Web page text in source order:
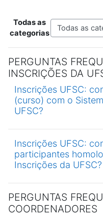
Todas as
categorias Categorias
PERGUNTAS
INSCRIÇÕES DA
Inscrições UFSC:
(curso) com o
UFSC?
Inscrições UFSC:
participantes
Inscrições da UFSC?
PERGUNTAS
COORDENADORES